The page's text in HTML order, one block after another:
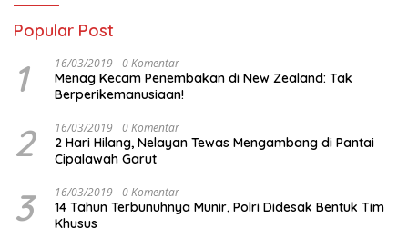
Popular Post
1 16/03/2019 0 Komentar
Menag Kecam Penembakan di New Zealand: Tak
Berperikemanusiaan!
2 16/03/2019 0 Komentar
2 Hari Hilang, Nelayan Tewas Mengambang di Pantai
Cipalawah Garut
3 16/03/2019 0 Komentar
14 Tahun Terbunuhnya Munir, Polri Didesak Bentuk Tim
Khusus